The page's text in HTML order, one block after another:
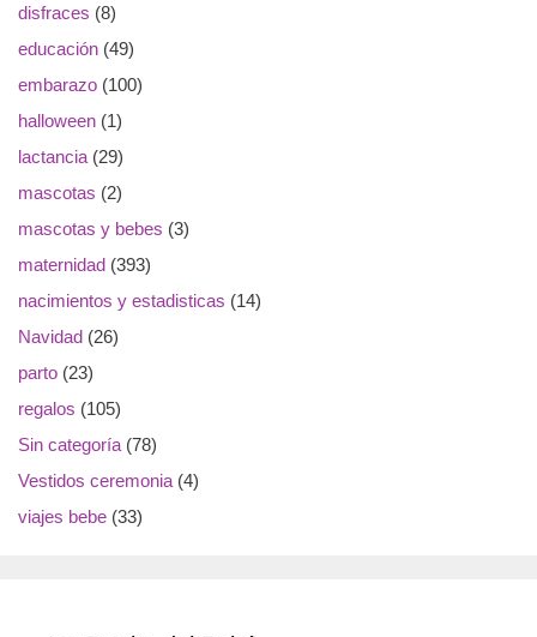
disfraces (8)
educación (49)
embarazo (100)
halloween (1)
lactancia (29)
mascotas (2)
mascotas y bebes (3)
maternidad (393)
nacimientos y estadisticas (14)
Navidad (26)
parto (23)
regalos (105)
Sin categoría (78)
Vestidos ceremonia (4)
viajes bebe (33)